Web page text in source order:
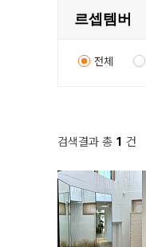
전체
검색결과 총 1 건